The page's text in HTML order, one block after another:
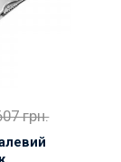
грн.